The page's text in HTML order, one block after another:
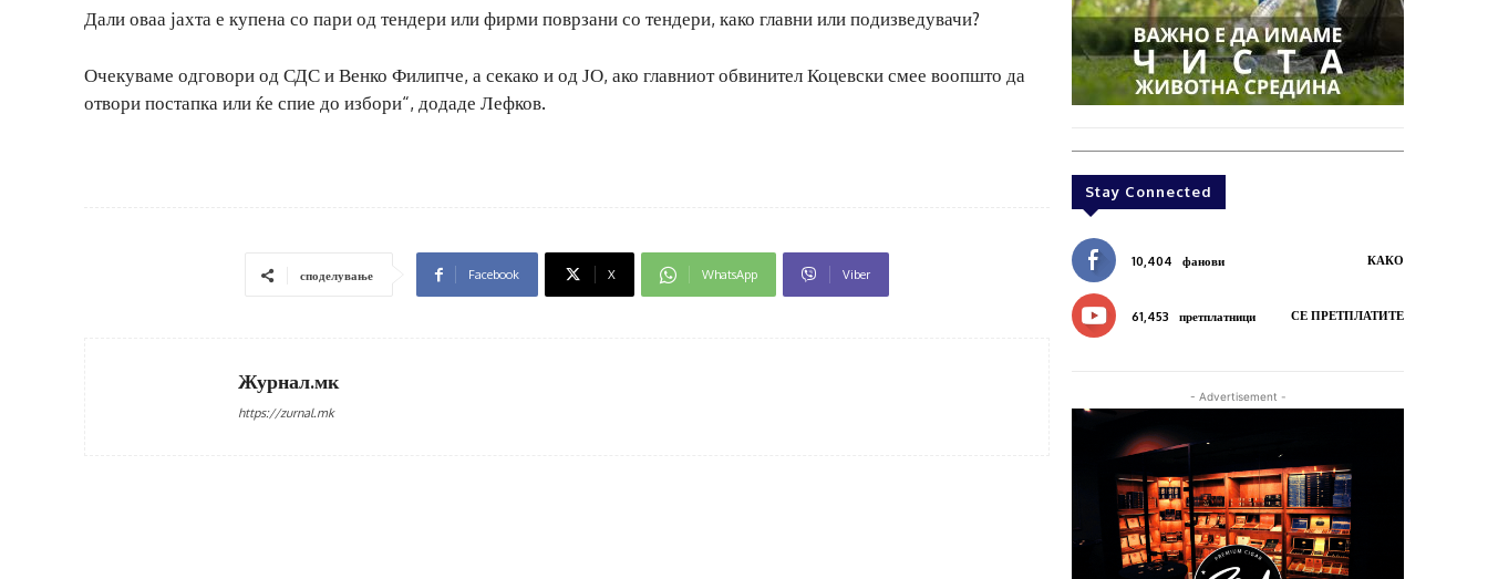
Дали оваа јахта е купена со пари од тендери или фирми поврзани со тендери, како главни или подизведувачи?
Очекуваме одговори од СДС и Венко Филипче, а секако и од ЈО, ако главниот обвинител Коцевски смее воопшто да
отвори постапка или ќе спие до избори“, додаде Лефков.
споделување Facebook X WhatsApp Viber
Журнал.мк
https://zurnal.mk
Stay Connected
10,404 фанови КАКО
61,453 претплатници СЕ ПРЕТПЛАТИТЕ
- Advertisement -